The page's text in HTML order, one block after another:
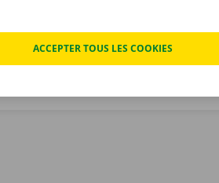
ACCEPTER TOUS LES COOKIES